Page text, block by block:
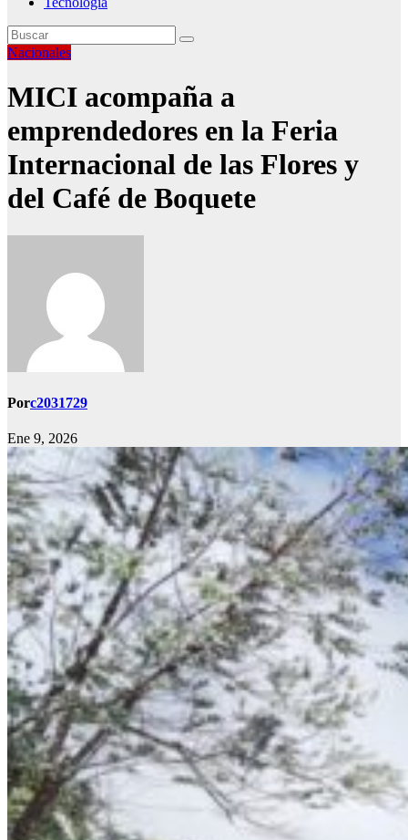
Nacionales
MICI acompaña a
emprendedores en la Feria
Internacional de las Flores y
del Café de Boquete
Porc2031729
Ene 9, 2026